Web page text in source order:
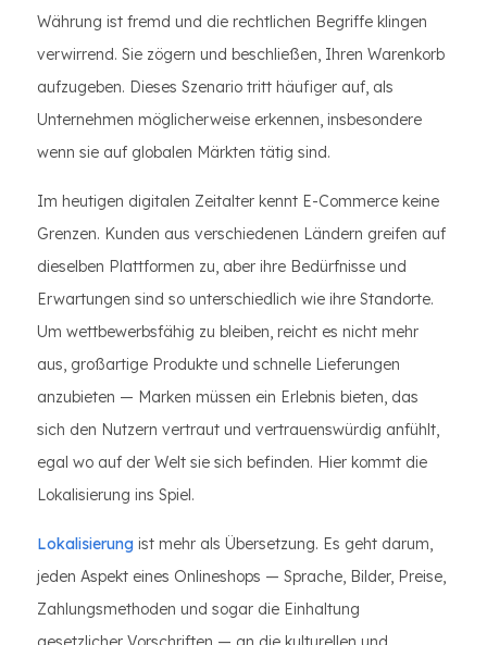
Währung ist fremd und die rechtlichen Begriffe klingen
verwirrend. Sie zögern und beschließen, Ihren Warenkorb
aufzugeben. Dieses Szenario tritt häufiger auf, als
Unternehmen möglicherweise erkennen, insbesondere
wenn sie auf globalen Märkten tätig sind.
Im heutigen digitalen Zeitalter kennt E-Commerce keine
Grenzen. Kunden aus verschiedenen Ländern greifen auf
dieselben Plattformen zu, aber ihre Bedürfnisse und
Erwartungen sind so unterschiedlich wie ihre Standorte.
Um wettbewerbsfähig zu bleiben, reicht es nicht mehr
aus, großartige Produkte und schnelle Lieferungen
anzubieten — Marken müssen ein Erlebnis bieten, das
sich den Nutzern vertraut und vertrauenswürdig anfühlt,
egal wo auf der Welt sie sich befinden. Hier kommt die
Lokalisierung ins Spiel.
Lokalisierung ist mehr als Übersetzung. Es geht darum,
jeden Aspekt eines Onlineshops — Sprache, Bilder, Preise,
Zahlungsmethoden und sogar die Einhaltung